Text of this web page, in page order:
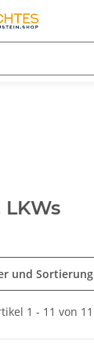
und Sortierung
1 - 11 von 11